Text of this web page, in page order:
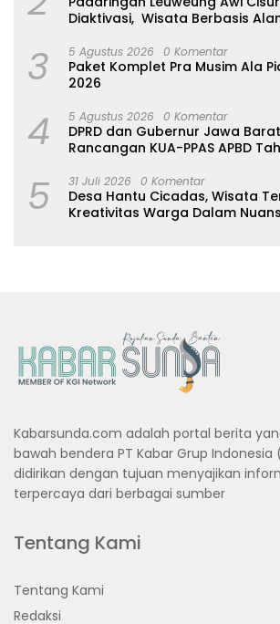
Diaktivasi, Wisata Berbasis
3 5 Agustus 2026 0 Komentar
Paket Komplet Pra Musim Ala
2026
4 5 Agustus 2026 0 Komentar
DPRD dan Gubernur Jawa
Rancangan KUA-PPAS APBD
5 31 Juli 2026 0 Komentar
Desa Hantu Cicadas, Wisata
Kreativitas Warga Dalam
Kabarsunda.com adalah portal berita
bawah bendera PT Kabar Grup Indonesia
didirikan dengan tujuan menyajikan
terpercaya dari berbagai sumber
Tentang Kami
Tentang Kami
Redaksi